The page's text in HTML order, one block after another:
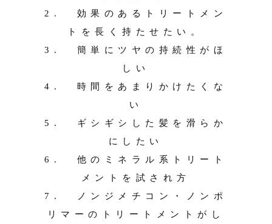
2. 効果のあるトリートメン
トを長く持たせたい。
3. 簡単にツヤの持続性がほ
しい
4. 時間をあまりかけたくな
い
5. ギシギシした髪を滑らか
にしたい
6. 他のミネラル系トリート
メントを試され方
7. ノンジメチコン・ノンポ
リマーのトリートメントがし